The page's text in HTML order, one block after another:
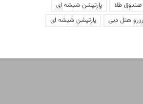
صندوق طلا
پارتیشن شیشه ای
رزرو هتل دبی پارتیشن شیشه ای